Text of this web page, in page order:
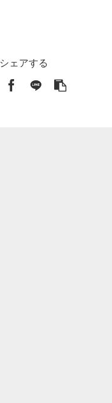
シェアする